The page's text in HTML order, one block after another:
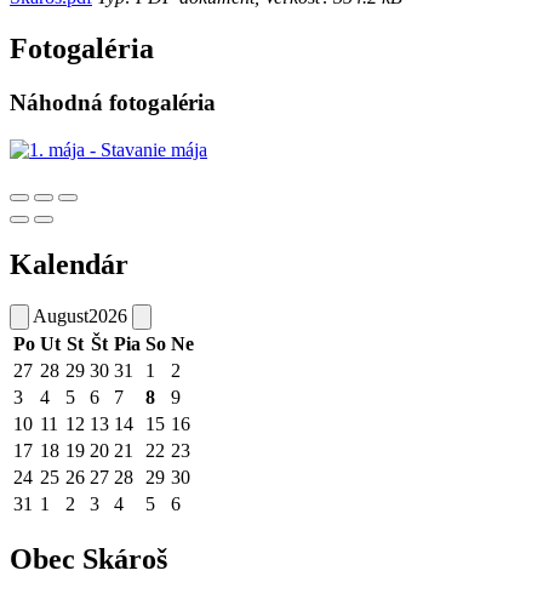
Fotogaléria
Náhodná fotogaléria
Kalendár
August2026
Po Ut St Št Pia So Ne
27 28 29 30 31 1
2
3
4 5 6 7 8
9
10 11 12 13 14 15 16
17 18 19 20 21 22 23
24 25 26 27 28 29 30
31 1 2 3 4 5 6
Obec Skároš